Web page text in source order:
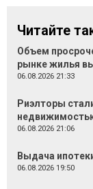
Читайте
Объем
рынке жилья
06.08.2026 21:33
Риэлторы
06.08.2026 21:06
Выдача
06.08.2026 19:50